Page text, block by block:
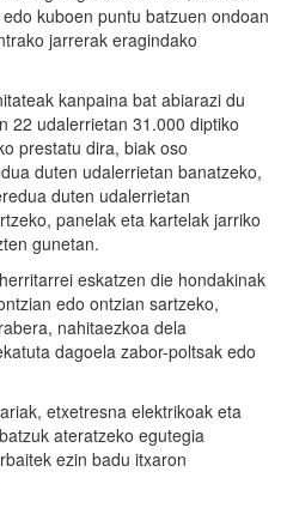
kuboen puntu batzuen ondoan
jarrerak eragindako
kanpaina bat abiarazi du
22 udalerrietan 31.000 diptiko
prestatu dira, biak oso
duten udalerrietan banatzeko,
duten udalerrietan
panelak eta kartelak jarriko
gunetan.
eskatzen die hondakinak
edo ontzian sartzeko,
nahitaezkoa dela
dagoela zabor-poltsak edo
etxetresna elektrikoak eta
ateratzeko egutegia
ezin badu itxaron